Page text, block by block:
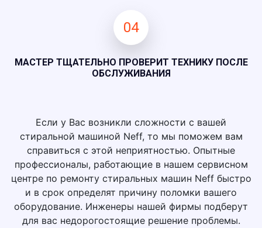
04
МАСТЕР ТЩАТЕЛЬНО ПРОВЕРИТ ТЕХНИКУ ПОСЛЕ
ОБСЛУЖИВАНИЯ
Если у Вас возникли сложности с вашей
стиральной машиной Neff, то мы поможем вам
справиться с этой неприятностью. Опытные
профессионалы, работающие в нашем сервисном
центре по ремонту стиральных машин Neff быстро
и в срок определят причину поломки вашего
оборудование. Инженеры нашей фирмы подберут
для вас недорогостоящие решение проблемы.